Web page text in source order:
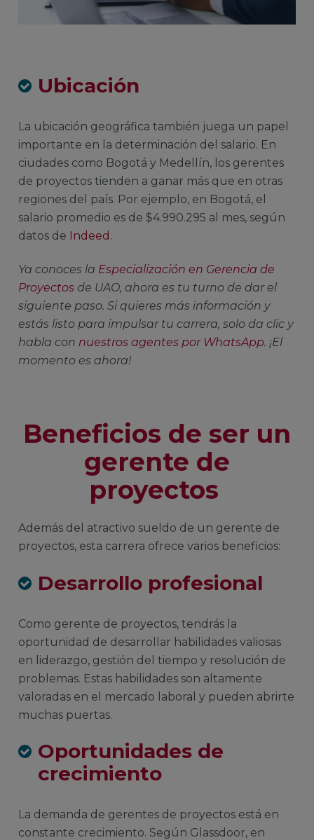
Ubicación
La ubicación geográfica también juega un papel
importante en la determinación del salario. En
ciudades como Bogotá y Medellín, los gerentes
de proyectos tienden a ganar más que en otras
regiones del país. Por ejemplo, en Bogotá, el
salario promedio es de $4.990.295 al mes, según
datos de Indeed .
Ya conoces la Especialización en Gerencia de
Proyectos de UAO, ahora es tu turno de dar el
siguiente paso. Si quieres más información y
estás listo para impulsar tu carrera, solo da clic y
habla con nuestros agentes por WhatsApp. ¡El
momento es ahora!
Beneficios de ser un
gerente de
proyectos
Además del atractivo sueldo de un gerente de
proyectos, esta carrera ofrece varios beneficios:
Desarrollo profesional
Como gerente de proyectos, tendrás la
oportunidad de desarrollar habilidades valiosas
en liderazgo, gestión del tiempo y resolución de
problemas. Estas habilidades son altamente
valoradas en el mercado laboral y pueden abrirte
muchas puertas.
Oportunidades de
crecimiento
La demanda de gerentes de proyectos está en
constante crecimiento. Según Glassdoor, en